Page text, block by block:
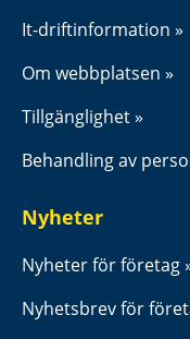
It-driftinformation
Om webbplatsen
Tillgänglighet
Behandling av
Nyheter
Nyheter för företag
Nyhetsbrev för